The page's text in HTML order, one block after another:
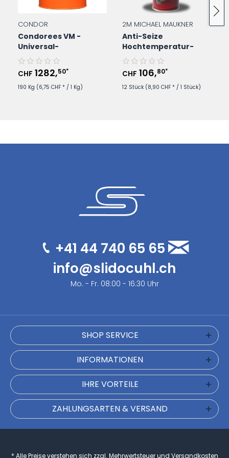
CONDOR
Condorees VM -
Universal-
Kühlschmierstoff im
190Kg/Fass
CHF 1282,50*
190 Kg (6,75 CHF * / 1 Kg)
2M MICHAEL MAUKNER
Anti-Seize
Hochtemperatur-
Schmierstoff - 400ml
Spraydose
CHF 106,80*
12 Stück (8,90 CHF * / 1 Stück)
+41 44 740 65 65
info@slidocuhl.ch
Mo. - Fr. 08:00 - 16:30 Uhr
SHOP SERVICE
INFORMATIONEN
IHRE VORTEILE
ZAHLUNGSARTEN & VERSAND
* Alle Preise verstehen sich zzgl. Mehrwertsteuer und Versandkosten